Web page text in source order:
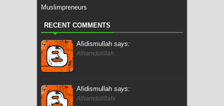
Muslimpreneurs
RECENT COMMENTS
Afidismullah says:
Alhamdulillah..
Afidismullah says:
Alhamdulillahi